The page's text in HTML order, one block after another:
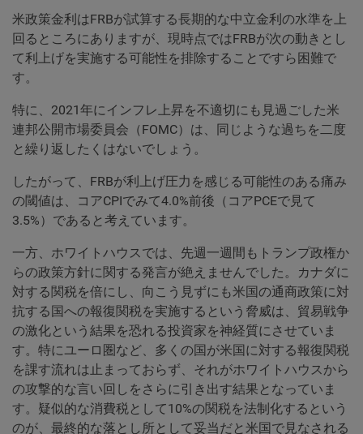
米政策金利はFRBが試算する長期的な中立金利の水準を上
回るところにありますが、現時点ではFRBが次の動きとし
て利上げを実施する可能性を排除することですら困難で
す。
特に、2021年にインフレ上昇を不適切にも見過ごした米
連邦公開市場委員会（FOMC）は、同じような過ちを二度
と繰り返したくはないでしょう。
したがって、FRBが利上げ圧力を感じる可能性のある痛み
の閾値は、コアCPIでみて4.0%前後（コアPCEで見て
3.5%）であると考えています。
一方、ホワイトハウスでは、先週一週間もトランプ政権か
らの政策方針に関する発言が絶えませんでした。カナダに
対する関税を倍にし、向こう見ずにも米国の通商政策に対
抗する国への報復関税を実施するという脅威は、貿易戦争
の激化という結果を恐れる投資家を神経質にさせていま
す。特にユーロ圏など、多くの国が米国に対する報復関税
を課す流れは止まっておらず、それがホワイトハウスから
の攻撃的な言い回しをさらに引き出す結果となっていま
す。疑似的な消費税として10%の関税を法制化するという
のが、最終的な落とし所として妥当だと米国で見なされる